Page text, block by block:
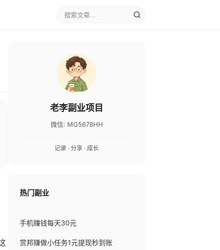
老李副业项目
微信: MG5678HH
记录 · 分享 · 成长
热门副业
手机赚钱每天30元
赏邦赚做小任务1元提现秒到账